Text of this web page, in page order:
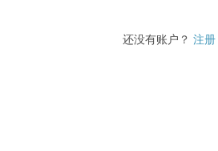
还没有账户？ 注册